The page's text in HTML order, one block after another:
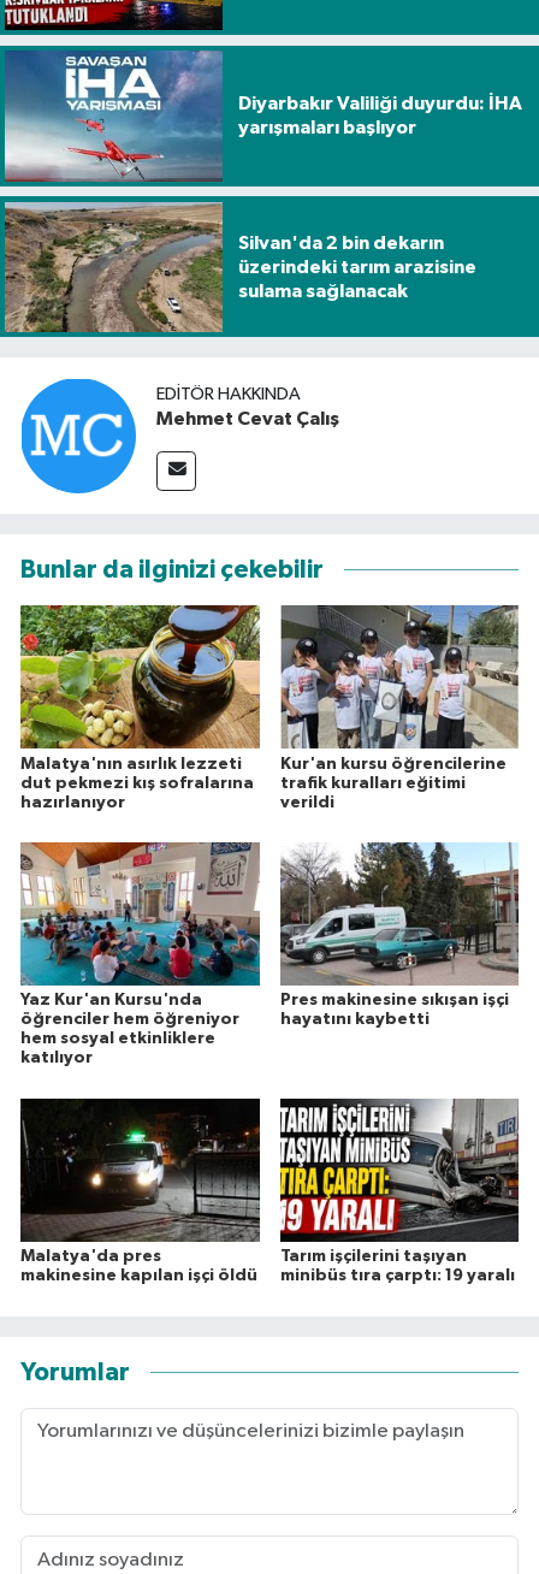
Diyarbakır Valiliği duyurdu: İHA
yarışmaları başlıyor
Silvan'da 2 bin dekarın
üzerindeki tarım arazisine
sulama sağlanacak
EDITÖR HAKKINDA
Mehmet Cevat Çalış
Bunlar da ilginizi çekebilir
Malatya'nın asırlık lezzeti
dut pekmezi kış sofralarına
hazırlanıyor
Kur'an kursu öğrencilerine
trafik kuralları eğitimi
verildi
Yaz Kur'an Kursu'nda
öğrenciler hem öğreniyor
hem sosyal etkinliklere
katılıyor
Pres makinesine sıkışan işçi
hayatını kaybetti
Malatya'da pres
makinesine kapılan işçi öldü
Tarım işçilerini taşıyan
minibüs tıra çarptı: 19 yaralı
Yorumlar